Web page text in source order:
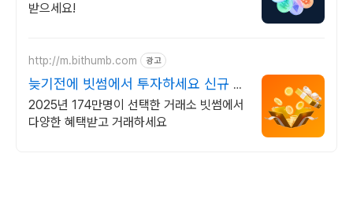
받으세요!
http://m.bithumb.com 광고
늦기전에 빗썸에서 투자하세요 신규 가
입 시 5만원 혜택
2025년 174만명이 선택한 거래소 빗썸에서
다양한 혜택받고 거래하세요